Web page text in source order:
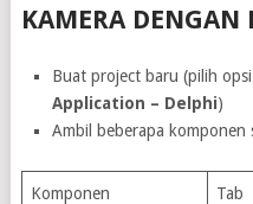
KAMERA DENGAN
Buat project baru (pilih opsi
Application – Delphi)
Ambil beberapa komponen
Komponen Tab